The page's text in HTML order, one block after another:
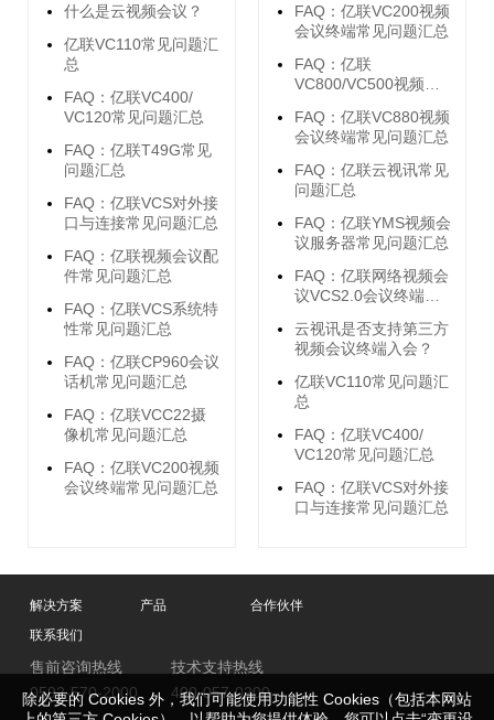
什么是云视频会议？
亿联VC110常见问题汇
总
FAQ：亿联VC400/
VC120常见问题汇总
FAQ：亿联T49G常见
问题汇总
FAQ：亿联VCS对外接
口与连接常见问题汇总
FAQ：亿联视频会议配
件常见问题汇总
FAQ：亿联VCS系统特
性常见问题汇总
FAQ：亿联CP960会议
话机常见问题汇总
FAQ：亿联VCC22摄
像机常见问题汇总
FAQ：亿联VC200视频
会议终端常见问题汇总
FAQ：亿联VC200视频
会议终端常见问题汇总
FAQ：亿联
VC800/VC500视频会
FAQ：亿联VC880视频
会议终端常见问题汇总
FAQ：亿联云视讯常见
问题汇总
FAQ：亿联YMS视频会
议服务器常见问题汇总
FAQ：亿联网络视频会
议VCS2.0会议终端软
云视讯是否支持第三方
视频会议终端入会？
亿联VC110常见问题汇
总
FAQ：亿联VC400/
VC120常见问题汇总
FAQ：亿联VCS对外接
口与连接常见问题汇总
解决方案 产品
合作伙伴
联系我们
售前咨询热线
0592-570-2000
技术支持热线
400-057-0200
除必要的 Cookies 外，我们可能使用功能性 Cookies（包括本网站